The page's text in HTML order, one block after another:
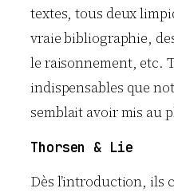
textes, tous deux
vraie bibliographie,
le raisonnement, etc.
indispensables que
semblait avoir mis au
Thorsen & Lie
Dès l’introduction, ils